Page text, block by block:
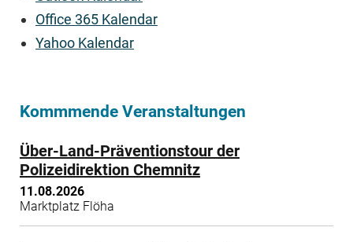
Office 365 Kalendar
Yahoo Kalendar
Kommmende Veranstaltungen
Über-Land-Präventionstour der
Polizeidirektion Chemnitz
11.08.2026
Marktplatz Flöha